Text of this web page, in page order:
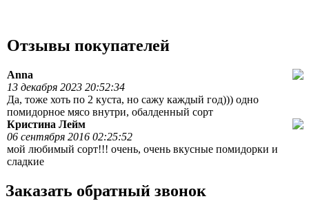
Отзывы покупателей
Anna
13 декабря 2023 20:52:34
Да, тоже хоть по 2 куста, но сажу каждый год))) одно
помидорное мясо внутри, обалденный сорт
Кристина Лейм
06 сентября 2016 02:25:52
мой любимый сорт!!! очень, очень вкусные помидорки и
сладкие
Заказать обратный звонок